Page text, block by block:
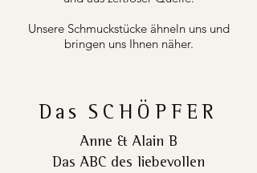
Unsere Schmuckstücke ähneln uns und
bringen uns Ihnen näher.
Das SCHÖPFER
Anne & Alain B
Das ABC des liebevollen